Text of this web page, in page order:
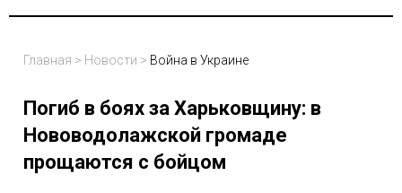
Главная > Новости > Война в Украине
Погиб в боях за Харьковщину: в
Нововодолажской громаде
прощаются с бойцом